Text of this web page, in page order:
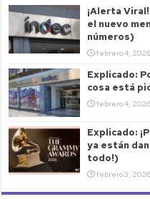
¡Alerta
el nuevo
números)
febrero 4, 2026
Explicado:
cosa está
febrero 4, 2026
Explicado:
ya están
todo!)
febrero 3, 2026